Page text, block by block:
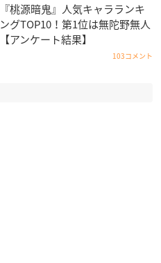
『桃源暗鬼』人気キャラランキ
ングTOP10！第1位は無陀野無人
【アンケート結果】
103コメント